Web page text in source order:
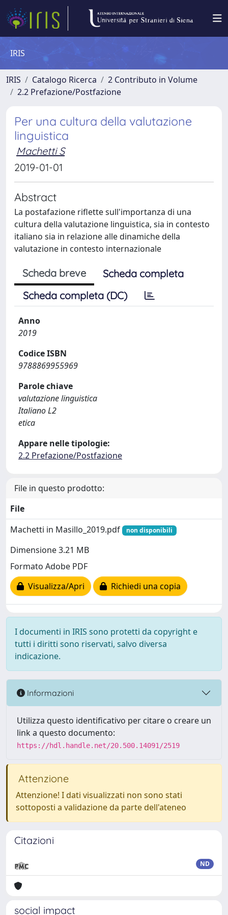
IRIS
IRIS Catalogo Ricerca
2 Contributo in Volume
2.2 Prefazione/Postfazione
Per una cultura della valutazione
linguistica
Machetti S
2019-01-01
Abstract
La postafazione riflette sull'importanza di una
cultura della valutazione linguistica, sia in contesto
italiano sia in relazione alle dinamiche della
valutazione in contesto internazionale
Scheda breve
Scheda completa
Scheda completa (DC)
Anno
2019
Codice ISBN
9788869955969
Parole chiave
valutazione linguistica
Italiano L2
etica
Appare nelle tipologie:
2.2 Prefazione/Postfazione
File in questo prodotto:
File
Machetti in Masillo_2019.pdf
non disponibili
Dimensione 3.21 MB
Formato Adobe PDF
Visualizza/Apri
Richiedi una copia
I documenti in IRIS sono protetti da copyright e
tutti i diritti sono riservati, salvo diversa
indicazione.
Informazioni
Utilizza questo identificativo per citare o creare un
link a questo documento:
https://hdl.handle.net/20.500.14091/2519
Attenzione
Attenzione! I dati visualizzati non sono stati
sottoposti a validazione da parte dell'ateneo
Citazioni
ND
social impact